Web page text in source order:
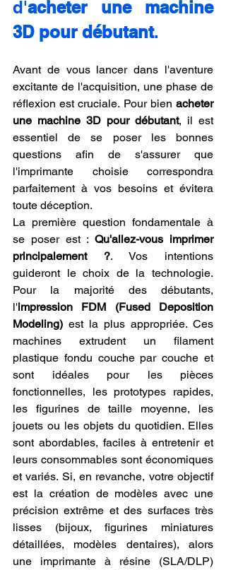
d'acheter une machine
3D pour débutant.
Avant de vous lancer dans l'aventure
excitante de l'acquisition, une phase de
réflexion est cruciale. Pour bien acheter
une machine 3D pour débutant, il est
essentiel de se poser les bonnes
questions afin de s'assurer que
l'imprimante choisie correspondra
parfaitement à vos besoins et évitera
toute déception.
La première question fondamentale à
se poser est : Qu'allez-vous imprimer
principalement ?. Vos intentions
guideront le choix de la technologie.
Pour la majorité des débutants,
l'impression FDM (Fused Deposition
Modeling) est la plus appropriée. Ces
machines extrudent un filament
plastique fondu couche par couche et
sont idéales pour les pièces
fonctionnelles, les prototypes rapides,
les figurines de taille moyenne, les
jouets ou les objets du quotidien. Elles
sont abordables, faciles à entretenir et
leurs consommables sont économiques
et variés. Si, en revanche, votre objectif
est la création de modèles avec une
précision extrême et des surfaces très
lisses (bijoux, figurines miniatures
détaillées, modèles dentaires), alors
une imprimante à résine (SLA/DLP)